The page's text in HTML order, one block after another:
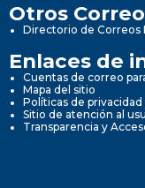
Otros
Directorio de Correos
Enlaces de
Cuentas de correo
Mapa del sitio
Políticas de
Sitio de atención al
Transparencia y